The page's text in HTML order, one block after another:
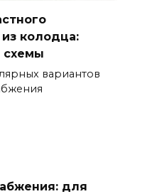
колодца:
схемы
вариантов
для